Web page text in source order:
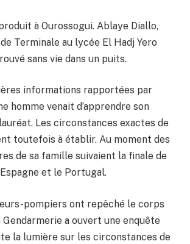
à Ourossogui. Ablaye Diallo,
Terminale au lycée El Hadj Yero
sans vie dans un puits.
informations rapportées par
homme venait d’apprendre son
Les circonstances exactes de
toutefois à établir. Au moment des
de sa famille suivaient la finale de
et le Portugal.
pompiers ont repêché le corps
Gendarmerie a ouvert une enquête
la lumière sur les circonstances de